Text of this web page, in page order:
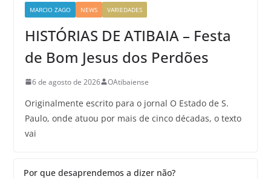
MARCIO ZAGO NEWS VARIEDADES
HISTÓRIAS DE ATIBAIA – Festa
de Bom Jesus dos Perdões
6 de agosto de 2026 OAtibaiense
Originalmente escrito para o jornal O Estado de S.
Paulo, onde atuou por mais de cinco décadas, o texto
vai
Por que desaprendemos a dizer não?